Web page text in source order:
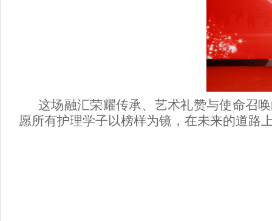
这场融汇荣耀传承、艺术礼赞与使命召
愿所有护理学子以榜样为镜，在未来的道路